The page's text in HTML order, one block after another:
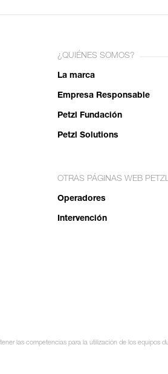
¿QUIÉNES SOMOS?
La marca
Empresa Responsable
Petzl Fundación
Petzl Solutions
OTRAS PÁGINAS WEB
Operadores
Intervención
las competencias para la utilización de los equipos